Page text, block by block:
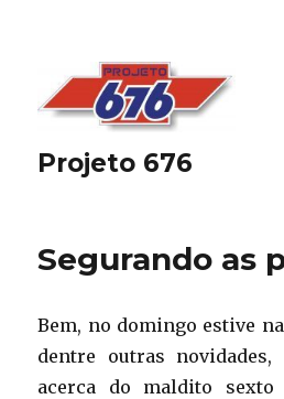
Projeto 676
Segurando as
Bem, no domingo estive
dentre outras
acerca do maldito